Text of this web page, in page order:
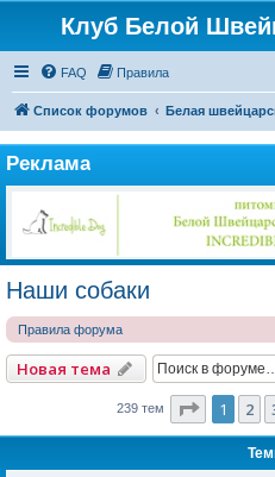
Клуб Белой
FAQ Правила
Список форумов Белая
Реклама
Наши собаки
Правила форума
Новая тема
239 тем 1 2